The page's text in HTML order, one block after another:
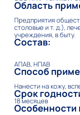
Область
Предприятия
столовые и т. д.),
учреждения, в быту.
Состав:
АПАВ, НПАВ
Способ
Нанести на кожу,
Срок
18 месяцев
Особенности